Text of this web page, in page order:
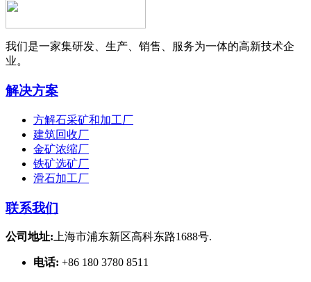
我们是一家集研发、生产、销售、服务为一体的高新技术企
业。
解决方案
方解石采矿和加工厂
建筑回收厂
金矿浓缩厂
铁矿选矿厂
滑石加工厂
联系我们
公司地址: 上海市浦东新区高科东路1688号.
电话: +86 180 3780 8511